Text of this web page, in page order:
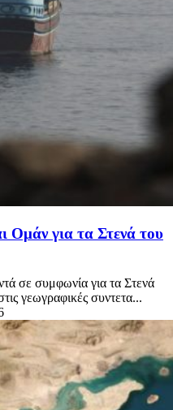
Ομάν για τα Στενά του
σε συμφωνία για τα Στενά
γεωγραφικές συντετα...